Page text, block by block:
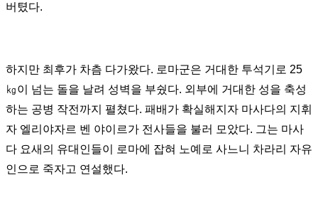
버텼다.
하지만 최후가 차츰 다가왔다. 로마군은 거대한 투석기로 25
㎏이 넘는 돌을 날려 성벽을 부쉈다. 외부에 거대한 성을 축성
하는 공병 작전까지 펼쳤다. 패배가 확실해지자 마사다의 지휘
자 엘리야자르 벤 야이르가 전사들을 불러 모았다. 그는 마사
다 요새의 유대인들이 로마에 잡혀 노예로 사느니 차라리 자유
인으로 죽자고 연설했다.